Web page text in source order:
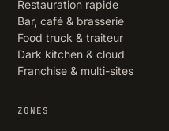
Restauration rapide
Bar, café & brasserie
Food truck & traiteur
Dark kitchen & cloud
Franchise & multi-sites
ZONES